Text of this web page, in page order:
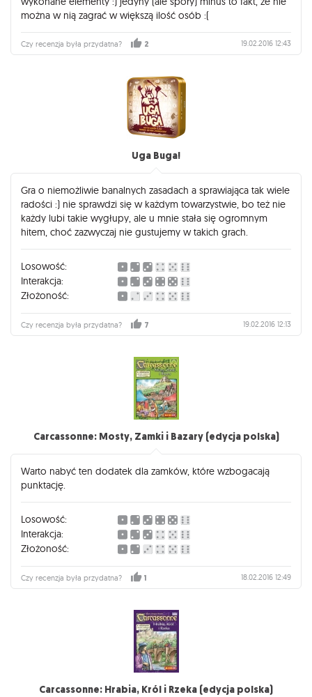
można w nią zagrać w większą ilość osób :(
Czy recenzja była przydatna? 2 19.02.2016 12:43
Uga Buga!
Gra o niemożliwie banalnych zasadach a sprawiająca tak wiele
radości :) nie sprawdzi się w każdym towarzystwie, bo też nie
każdy lubi takie wygłupy, ale u mnie stała się ogromnym
hitem, choć zazwyczaj nie gustujemy w takich grach.
Losowość:
Interakcja:
Złożoność:
Czy recenzja była przydatna? 7 19.02.2016 12:13
Carcassonne: Mosty, Zamki i Bazary (edycja polska)
Warto nabyć ten dodatek dla zamków, które wzbogacają
punktację.
Losowość:
Interakcja:
Złożoność:
Czy recenzja była przydatna? 1 18.02.2016 12:49
Carcassonne: Hrabia, Król i Rzeka (edycja polska)